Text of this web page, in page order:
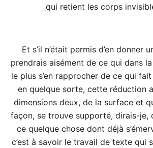
qui retient les corps
Et s’il n’était permis d’en donner
prendrais aisément de ce qui dans
le plus s’en rapprocher de ce qui
en quelque sorte, cette réduction
dimensions deux, de la surface et
façon, se trouve supporté, dirais-je,
ce quelque chose dont déjà
c’est à savoir le travail de texte qui